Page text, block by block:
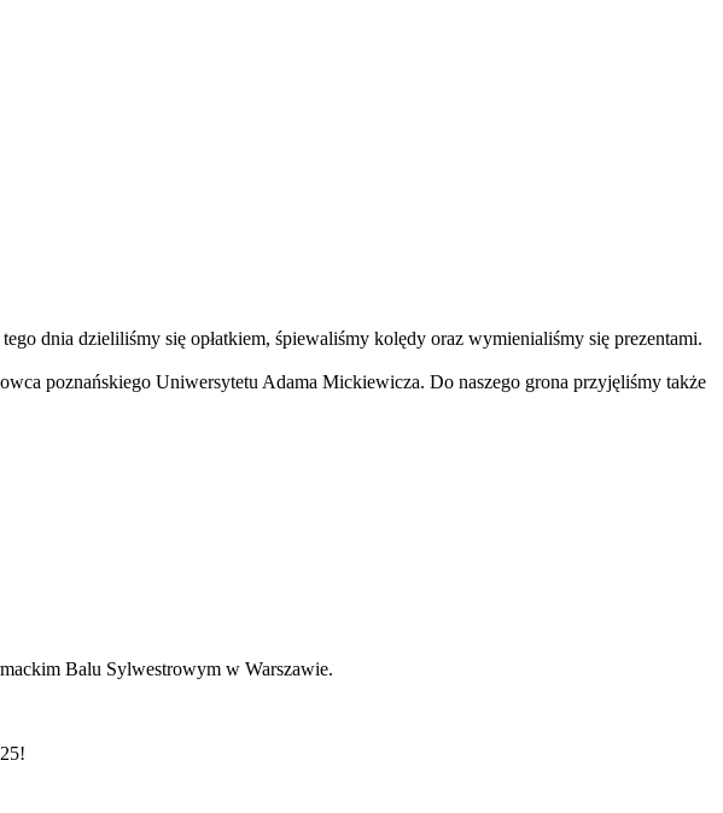
dnia dzieliliśmy się opłatkiem, śpiewaliśmy kolędy oraz wymienialiśmy się prezentami.
poznańskiego Uniwersytetu Adama Mickiewicza. Do naszego grona przyjęliśmy także
Balu Sylwestrowym w Warszawie.